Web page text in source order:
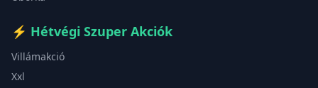
⚡ Hétvégi Szuper Akciók
Villámakció
Xxl